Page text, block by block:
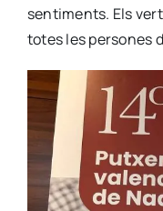
sen­ti­ments. Els
totes les per­so­nes